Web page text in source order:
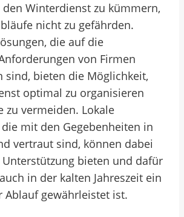
Winterdienst zu kümmern,
nicht zu gefährden.
die auf die
von Firmen
sind, bieten die Möglichkeit,
optimal zu organisieren
zu vermeiden. Lokale
mit den Gegebenheiten in
vertraut sind, können dabei
bieten und dafür
in der kalten Jahreszeit ein
Ablauf gewährleistet ist.